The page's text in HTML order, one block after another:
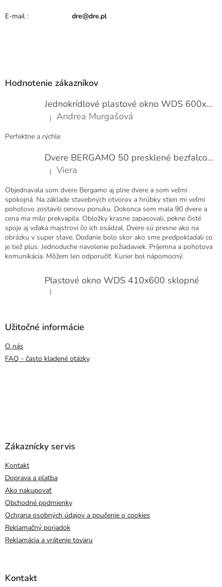
n
E-mail : dre@dre.pl
Hodnotenie zákazníkov
Jednokrídlové plastové okno WDS 600x1000
Hodnotenie produktu je 5 z 5 hviezdičiek.
| Andrea Murgašová
Perfektne a rýchle
Dvere BERGAMO 50 presklené bezfalcové EXTRA
Hodnotenie produktu je 5 z 5 hviezdičiek.
| Viera
Objednavala som dvere Bergamo aj plne dvere a som veľmi
spokojná. Na základe stavebných otvorov a hrúbky stien mi veľmi
pohotovo zostavili cenovu ponuku. Dokonca som mala 90 dvere a
cena ma milo prekvapila. Obložky krasne zapasovali, pekne čisté
spoje aj vďaka majstrovi čo ich osádzal. Dvere sú presne ako na
obrázku v super stave. Dodanie bolo skor ako sme predpokladali co
je tiež plus. Jednoduche navolenie požiadaviek. Príjemna a pohotova
komunikácia. Môžem len odporučiť. Kurier bol nápomocný.
Plastové okno WDS 410x600 sklopné
Hodnotenie produktu je 5 z 5 hviezdičiek.
|
Užitočné informácie
O nás
FAQ - často kladené otázky
Zákaznícky servis
Kontakt
Doprava a platba
Ako nakupovať
Obchodné podmienky
Ochrana osobných údajov a poučenie o cookies
Reklamačný poriadok
Reklamácia a vrátenie tovaru
Kontakt